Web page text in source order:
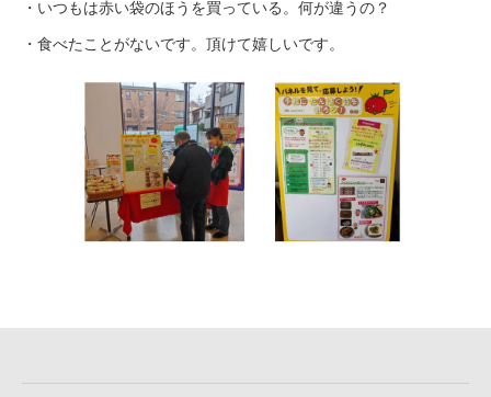
・いつもは赤い袋のほうを買っている。何が違うの？
・食べたことがないです。頂けて嬉しいです。